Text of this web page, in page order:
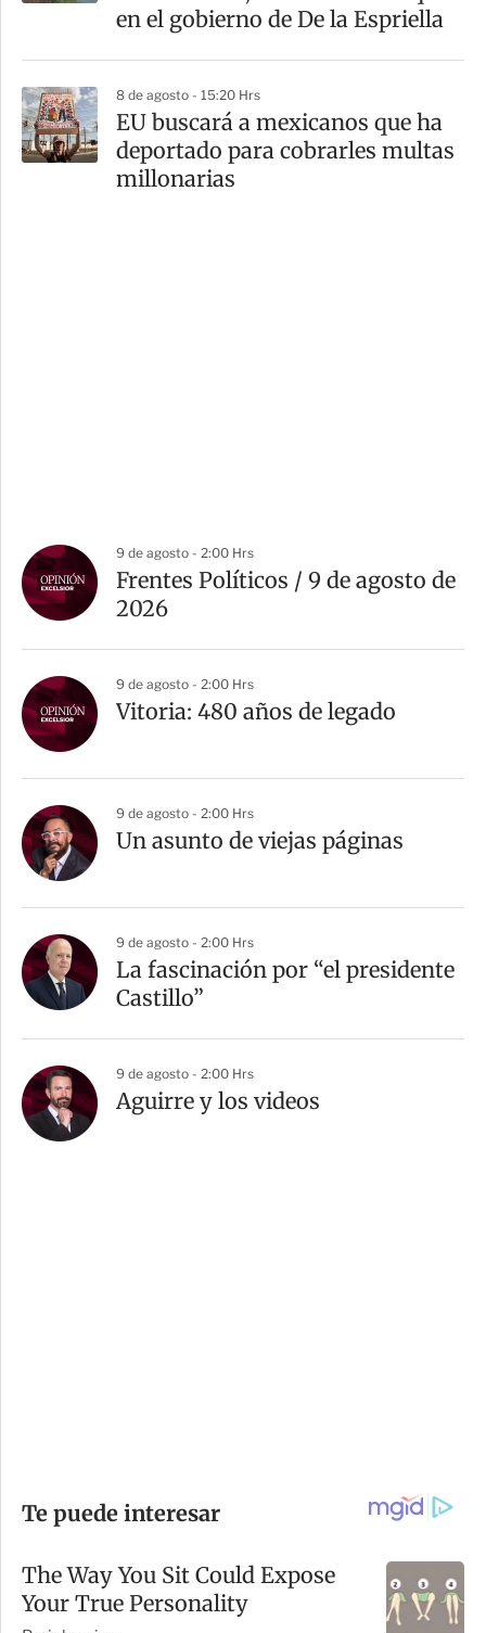
en el gobierno de De la Espriella
8 de agosto - 15:20 Hrs
EU buscará a mexicanos que ha
deportado para cobrarles multas
millonarias
9 de agosto - 2:00 Hrs
Frentes Políticos / 9 de agosto de
2026
9 de agosto - 2:00 Hrs
Vitoria: 480 años de legado
9 de agosto - 2:00 Hrs
Un asunto de viejas páginas
9 de agosto - 2:00 Hrs
La fascinación por “el presidente
Castillo”
9 de agosto - 2:00 Hrs
Aguirre y los videos